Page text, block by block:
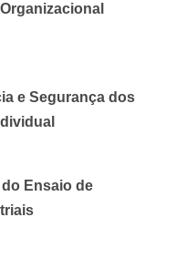
e Segurança dos
Ensaio de